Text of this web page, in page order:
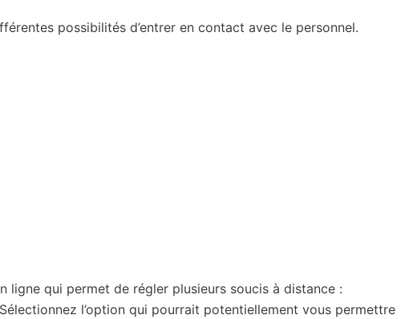
possibilités d’entrer en contact avec le personnel.
ligne qui permet de régler plusieurs soucis à distance :
l’option qui pourrait potentiellement vous permettre